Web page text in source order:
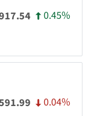
0.45%
0.04%